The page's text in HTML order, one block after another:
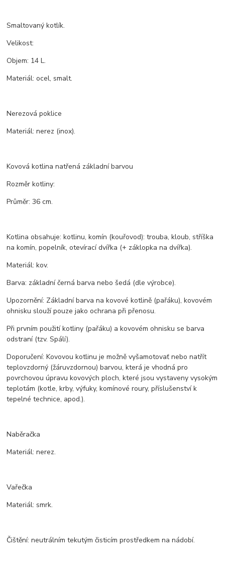
Smaltovaný kotlík.
Velikost:
Objem: 14 L.
Materiál: ocel, smalt.
Nerezová poklice
Materiál: nerez (inox).
Kovová kotlina natřená základní barvou
Rozměr kotliny:
Průměr: 36 cm.
Kotlina obsahuje: kotlinu, komín (kouřovod): trouba, kloub, stříška
na komín, popelník, otevírací dvířka (+ záklopka na dvířka).
Materiál: kov.
Barva: základní černá barva nebo šedá (dle výrobce).
Upozornění: Základní barva na kovové kotlině (pařáku), kovovém
ohnisku slouží pouze jako ochrana při přenosu.
Při prvním použití kotliny (pařáku) a kovovém ohnisku se barva
odstraní (tzv. Spálí).
Doporučení: Kovovou kotlinu je možně vyšamotovať nebo natřít
teplovzdorný (žáruvzdornou) barvou, která je vhodná pro
povrchovou úpravu kovových ploch, které jsou vystaveny vysokým
teplotám (kotle, krby, výfuky, komínové roury, příslušenství k
tepelné technice, apod.).
Naběračka
Materiál: nerez.
Vařečka
Materiál: smrk.
Čištění: neutrálním tekutým čisticím prostředkem na nádobí.